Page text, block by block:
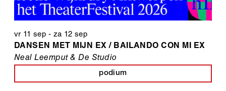
vr 11 sep - za 12 sep
DANSEN MET MIJN EX / BAILANDO CON MI EX
Neal Leemput & De Studio
podium